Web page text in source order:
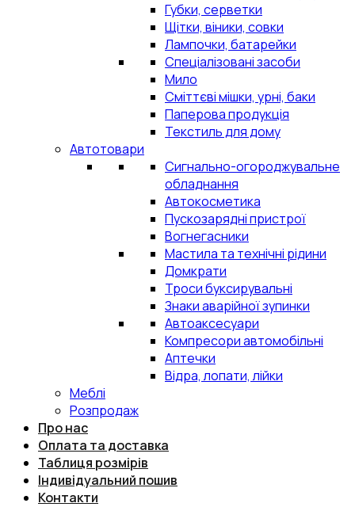
Губки, серветки
Щітки, віники, совки
Лампочки, батарейки
Спеціалізовані засоби
Мило
Сміттєві мішки, урні, баки
Паперова продукція
Текстиль для дому
Автотовари
Сигнально-огороджувальне
обладнання
Автокосметика
Пускозарядні пристрої
Вогнегасники
Мастила та технічні рідини
Домкрати
Троси буксирувальні
Знаки аварійної зупинки
Автоаксесуари
Компресори автомобільні
Аптечки
Відра, лопати, лійки
Меблі
Розпродаж
Про нас
Оплата та доставка
Таблиця розмірів
Індивідуальний пошив
Контакти